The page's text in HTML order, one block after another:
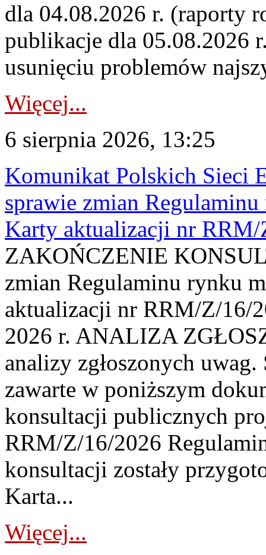
dla 04.08.2026 r. (raporty
publikacje dla 05.08.2026
usunięciu problemów
Więcej...
6 sierpnia 2026, 13:25
Komunikat Polskich Sieci
sprawie zmian
Karty aktualizacji nr
ZAKOŃCZENIE
zmian Regulaminu rynku
aktualizacji nr RRM/Z/16/
2026 r. ANALIZA
analizy zgłoszonych
zawarte w poniższym
konsultacji publicznych
RRM/Z/16/2026
konsultacji zostały
Karta...
Więcej...